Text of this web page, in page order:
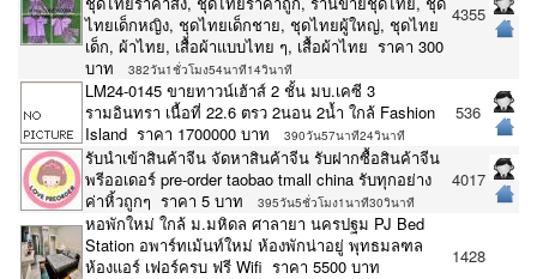
ไทยเด็กหญิง, ชุดไทยเด็กชาย, ชุดไทยผู้ใหญ่, ชุดไทย
เด็ก, ผ้าไทย, เสื้อผ้าแบบไทย ๆ, เสื้อผ้าไทย ราคา 300
บาท
382วัน1ชั่วโมง54นาที14วินาที
4355
LM24-0145 ขายทาวน์เฮ้าส์ 2 ชั้น มบ.เคซี 3
รามอินทรา เนื้อที่ 22.6 ตรว 2นอน 2น้ำ ใกล้ Fashion
Island ราคา 1700000 บาท
390วัน57นาที24วินาที
536
รับนำเข้าสินค้าจีน จัดหาสินค้าจีน รับฝากซื้อสินค้าจีน
พรีออเดอร์ pre-order taobao tmall china รับทุกอย่าง
ค่าหิ้วถูกๆ ราคา 5 บาท
395วัน5ชั่วโมง1นาที30วินาที
4017
หอพักใหม่ ใกล้ ม.มหิดล ศาลายา นครปฐม PJ Bed
Station อพาร์ทเม้นท์ใหม่ ห้องพักน่าอยู่ พุทธมลฑล
ห้องแอร์ เฟอร์ครบ ฟรี Wifi ราคา 5500 บาท
1428